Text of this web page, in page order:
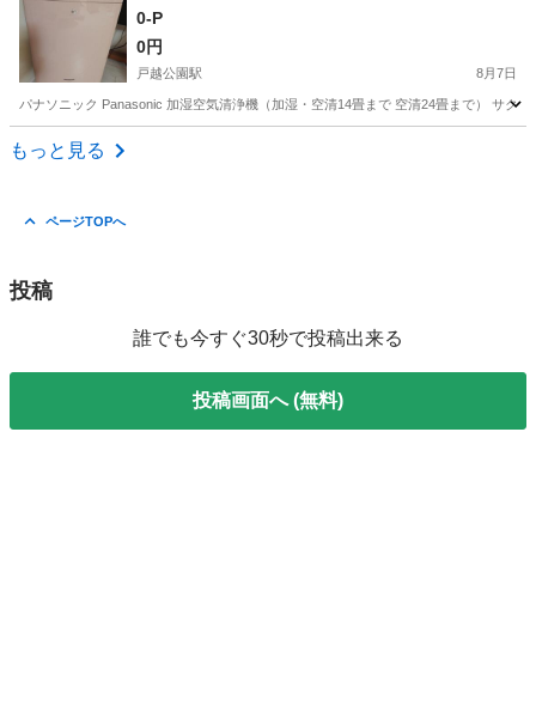
0-P
0円
戸越公園駅 8月7日
パナソニック Panasonic 加湿空気清浄機（加湿・空清14畳まで 空清24畳まで） サク
東京 品川区
もっと見る
ページTOPへ
投稿
誰でも今すぐ30秒で投稿出来る
投稿画面へ (無料)